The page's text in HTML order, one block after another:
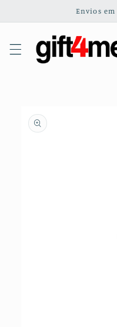
conteúdo
Envios em
informação
do produto